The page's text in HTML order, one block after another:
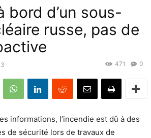
bord d’un sous-
russe, pas de
0
471
informations, l’incendie est dû à des
de sécurité lors de travaux de